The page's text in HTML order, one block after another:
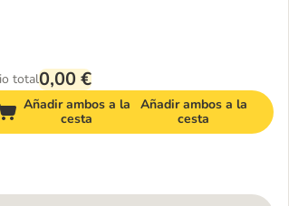
total0,00 €
Añadir ambos a la
cesta
Añadir ambos a la
cesta